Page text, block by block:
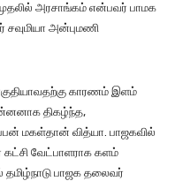
அரசாங்கம் என்பவர் பாமக
சவுமியா அன்புமணி
காரணம் இளம்
திகழ்ந்த,
மகள்தான் வித்யா. பாஜகவில்
கட்சி வேட்பாளராக களம்
பாஜக தலைவர்